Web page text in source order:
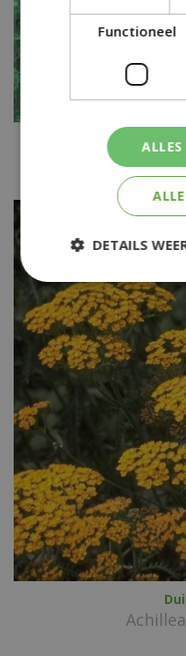
Functioneel
ALLES
DETAILS